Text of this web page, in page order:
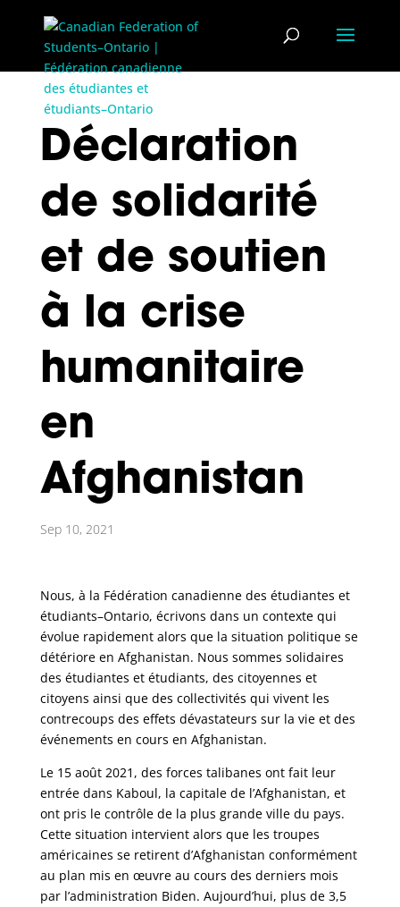
Déclaration
de solidarité
et de soutien
à la crise
humanitaire
en
Afghanistan
Sep 10, 2021
Nous, à la Fédération canadienne des étudiantes et
étudiants–Ontario, écrivons dans un contexte qui
évolue rapidement alors que la situation politique se
détériore en Afghanistan. Nous sommes solidaires
des étudiantes et étudiants, des citoyennes et
citoyens ainsi que des collectivités qui vivent les
contrecoups des effets dévastateurs sur la vie et des
événements en cours en Afghanistan.
Le 15 août 2021, des forces talibanes ont fait leur
entrée dans Kaboul, la capitale de l’Afghanistan, et
ont pris le contrôle de la plus grande ville du pays.
Cette situation intervient alors que les troupes
américaines se retirent d’Afghanistan conformément
au plan mis en œuvre au cours des derniers mois
par l’administration Biden. Aujourd’hui, plus de 3,5